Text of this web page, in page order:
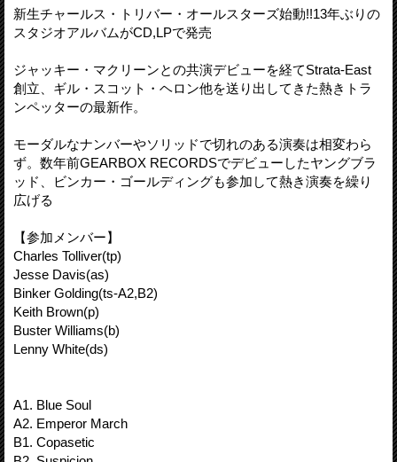
新生チャールス・トリバー・オールスターズ始動!!13年ぶりの
スタジオアルバムがCD,LPで発売
ジャッキー・マクリーンとの共演デビューを経てStrata-East
創立、ギル・スコット・ヘロン他を送り出してきた熱きトラ
ンペッターの最新作。
モーダルなナンバーやソリッドで切れのある演奏は相変わら
ず。数年前GEARBOX RECORDSでデビューしたヤングブラ
ッド、ビンカー・ゴールディングも参加して熱き演奏を繰り
広げる
【参加メンバー】
Charles Tolliver(tp)
Jesse Davis(as)
Binker Golding(ts-A2,B2)
Keith Brown(p)
Buster Williams(b)
Lenny White(ds)
A1. Blue Soul
A2. Emperor March
B1. Copasetic